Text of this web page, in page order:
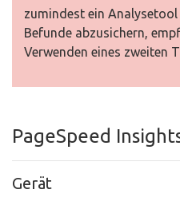
zumindest ein
Befunde abzusichern,
Verwenden eines zweiten
PageSpeed
Gerät